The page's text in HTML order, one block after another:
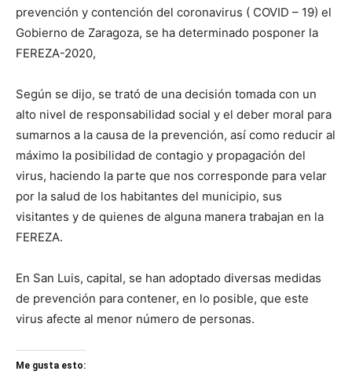
prevención y contención del coronavirus ( COVID – 19) el
Gobierno de Zaragoza, se ha determinado posponer la
FEREZA-2020,
Según se dijo, se trató de una decisión tomada con un
alto nivel de responsabilidad social y el deber moral para
sumarnos a la causa de la prevención, así como reducir al
máximo la posibilidad de contagio y propagación del
virus, haciendo la parte que nos corresponde para velar
por la salud de los habitantes del municipio, sus
visitantes y de quienes de alguna manera trabajan en la
FEREZA.
En San Luis, capital, se han adoptado diversas medidas
de prevención para contener, en lo posible, que este
virus afecte al menor número de personas.
Me gusta esto: